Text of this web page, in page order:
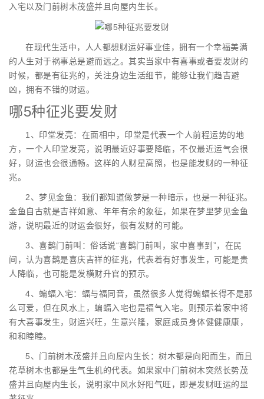
入宅以及门前树木茂盛并且向屋内生长。
在现代生活中，人人都想财运好事业佳，拥有一个幸福美满
的人生对于祸事总是避而远之。其实当家中有喜事或者要发财的
时候，都是有征兆的，关注身边生活细节，能够让我们趋吉避
凶，拥有不错的财运。
哪5种征兆要发财
1、印堂发亮：在面相中，印堂是代表一个人前程运势的地
方，一个人印堂发亮，说明最近好事要降临，不仅最近运气会很
好，财运也会很通畅。这样的人财星高照，也是能发财的一种征
兆。
2、梦见金鱼：我们都知道做梦是一种暗示，也是一种征兆。
金鱼自古就是吉祥如意、年年有余的象征，如果在梦里梦见金鱼
游，说明最近的财运会很好，很有发财的可能。
3、喜鹊门前叫：俗话说“喜鹊门前叫，家中喜事到”，在民
间，认为喜鹊是喜庆吉祥的征兆，代表着有好事发生，可能是贵
人降临，也可能是发横财升官的预示。
4、蝙蝠入宅：蝠与福同音，虽然很多人觉得蝙蝠长得不是那
么可爱，但在风水上，蝙蝠入宅也是福气入宅。则预示着家中将
有大喜事发生，财运兴旺，生意兴隆，家庭成员身体健健康康，
和和睦睦。
5、门前树木茂盛并且向屋内生长：树木都是向阳而生，而且
花草树木也都是生气生机的代表。如果家中门前树木突然长势茂
盛并且向屋内生长，说明家中风水好阳气旺，即是发财旺运的显